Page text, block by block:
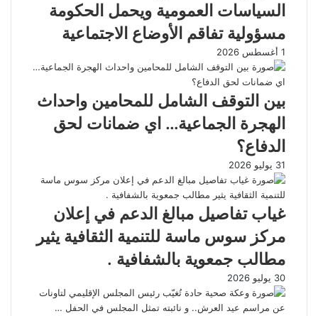
السياسات العمومية ويحمل الحكومة
مسؤولية تفاقم الأوضاع الاجتماعية
1 أغسطس 2026
بين التوقف الشامل للمحامين واحداث
الهجرة الجماعية… اي ضمانات لحق
الدفاع؟
31 يوليو 2026
غياب تفاصيل مبالغ الدعم في إعلان
مركز سوس ماسة للتنمية الثقافية يثير
مطالب جمعوية بالشفافية .
30 يوليو 2026